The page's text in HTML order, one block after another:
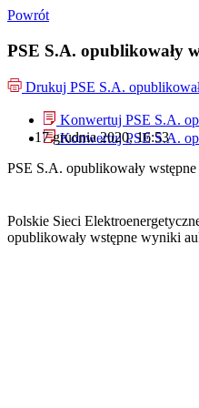
Powrót
PSE S.A. opublikowały
Drukuj PSE S.A.
Konwertuj PSE S.A.
Konwertuj PSE S.A.
17 grudnia 2020, 16:53
PSE S.A. opublikowały
Polskie Sieci
opublikowały wstępne wyniki